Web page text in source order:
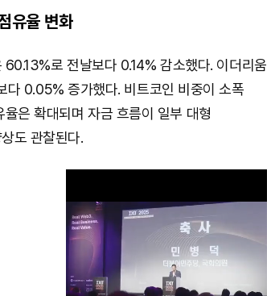
유율 변화
60.13%로 전날보다 0.14% 감소했다. 이더리움
다 0.05% 증가했다. 비트코인 비중이 소폭
은 확대되며 자금 흐름이 일부 대형
도 관찰된다.